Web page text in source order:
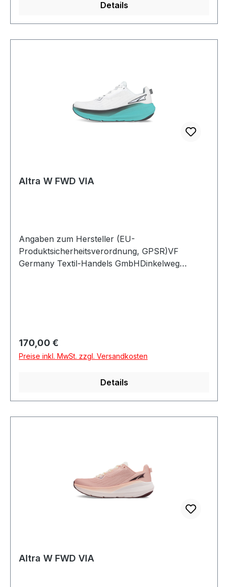
Details
Altra W FWD VIA
Angaben zum Hersteller (EU-
Produktsicherheitsverordnung, GPSR)VF
Germany Textil-Handels GmbHDinkelweg
Regulärer Preis:
170,00 €
Preise inkl. MwSt. zzgl. Versandkosten
Details
Altra W FWD VIA